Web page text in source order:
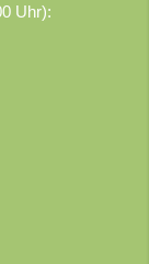
Uhr):